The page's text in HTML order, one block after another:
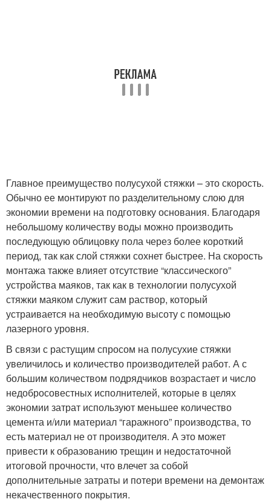
Главное преимущество полусухой стяжки – это скорость.
Обычно ее монтируют по разделительному слою для
экономии времени на подготовку основания. Благодаря
небольшому количеству воды можно производить
последующую облицовку пола через более короткий
период, так как слой стяжки сохнет быстрее. На скорость
монтажа также влияет отсутствие “классического”
устройства маяков, так как в технологии полусухой
стяжки маяком служит сам раствор, который
устраивается на необходимую высоту с помощью
лазерного уровня.
В связи с растущим спросом на полусухие стяжки
увеличилось и количество производителей работ. А с
большим количеством подрядчиков возрастает и число
недобросовестных исполнителей, которые в целях
экономии затрат используют меньшее количество
цемента и/или материал “гаражного” производства, то
есть материал не от производителя. А это может
привести к образованию трещин и недостаточной
итоговой прочности, что влечет за собой
дополнительные затраты и потери времени на демонтаж
некачественного покрытия.